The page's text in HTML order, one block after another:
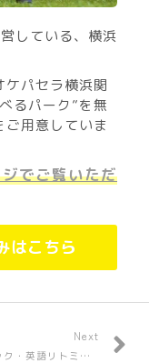
している、横浜
ケパセラ横浜関
るパーク”を無
用意していま
でご覧いただ
はこちら
Next
リトミック・英語リトミック・リズム英語・ダンス発表会、開催しました！〈瑞江・葛西〉